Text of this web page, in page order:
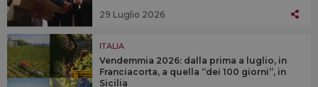
29 Luglio 2026
ITALIA
Vendemmia 2026: dalla prima a luglio, in
Franciacorta, a quella “dei 100 giorni”, in
Sicilia